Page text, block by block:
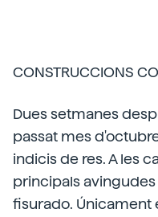
CONSTRUCCIONS
Dues setmanes
passat mes
indicis de res. A les
principals
fisurado. Únicament